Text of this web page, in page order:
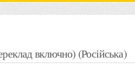
включно) (Російська)